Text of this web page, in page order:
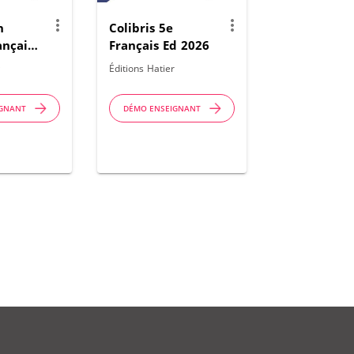
more_vert
Colibris 5e
Français Ed 2026
more_vert
Éditions Hatier
DÉMO ENSEIGNANT